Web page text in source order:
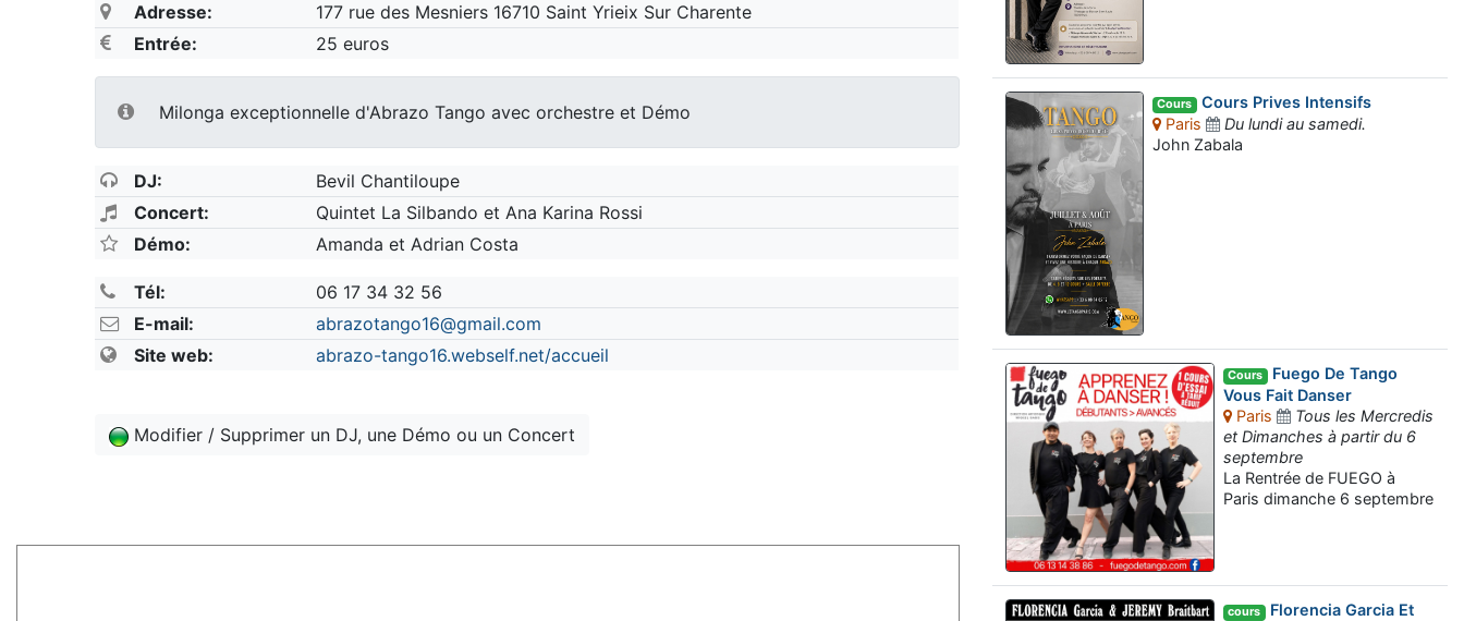
Adresse:
177 rue des Mesniers 16710 Saint Yrieix Sur Charente
Entrée:
25 euros
Milonga exceptionnelle d'Abrazo Tango avec orchestre et Démo
DJ:
Bevil Chantiloupe
Concert:
Quintet La Silbando et Ana Karina Rossi
Démo:
Amanda et Adrian Costa
Tél:
06 17 34 32 56
E-mail:
abrazotango16@gmail.com
Site web:
abrazo-tango16.webself.net/accueil
Modifier / Supprimer un DJ, une Démo ou un Concert
Cours Cours Prives Intensifs
Paris
Du lundi au samedi.
John Zabala
Cours Fuego De Tango
Vous Fait Danser
Paris
Tous les Mercredis
et Dimanches à partir du 6
septembre
La Rentrée de FUEGO à
Paris dimanche 6 septembre
cours Florencia Garcia Et